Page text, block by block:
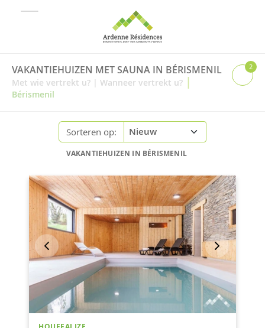
VAKANTIEHUIZEN MET SAUNA IN BÉRISMENIL
Met wie vertrekt u? | Wanneer vertrekt u? |
Bérismenil
2
Sorteren op:
VAKANTIEHUIZEN IN BÉRISMENIL